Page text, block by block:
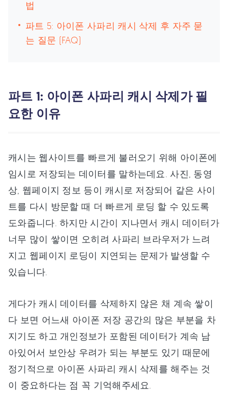
법
파트 5: 아이폰 사파리 캐시 삭제 후 자주 묻
는 질문 (FAQ)
파트 1: 아이폰 사파리 캐시 삭제가 필
요한 이유
캐시는 웹사이트를 빠르게 불러오기 위해 아이폰에
임시로 저장되는 데이터를 말하는데요. 사진, 동영
상, 웹페이지 정보 등이 캐시로 저장되어 같은 사이
트를 다시 방문할 때 더 빠르게 로딩 할 수 있도록
도와줍니다. 하지만 시간이 지나면서 캐시 데이터가
너무 많이 쌓이면 오히려 사파리 브라우저가 느려
지고 웹페이지 로딩이 지연되는 문제가 발생할 수
있습니다.
게다가 캐시 데이터를 삭제하지 않은 채 계속 쌓이
다 보면 어느새 아이폰 저장 공간의 많은 부분을 차
지기도 하고 개인정보가 포함된 데이터가 계속 남
아있어서 보안상 우려가 되는 부분도 있기 때문에
정기적으로 아이폰 사파리 캐시 삭제를 해주는 것
이 중요하다는 점 꼭 기억해주세요.